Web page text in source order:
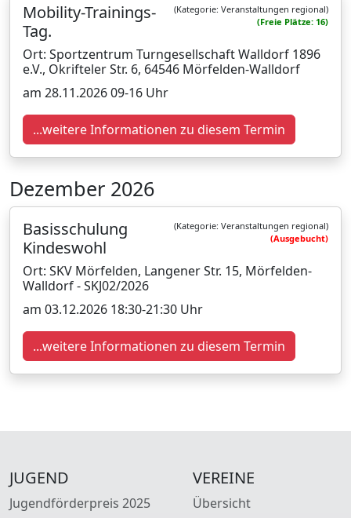
(Kategorie: Veranstaltungen regional)
(Freie Plätze: 16)
Mobility-Trainings-
Tag.
Ort: Sportzentrum Turngesellschaft Walldorf 1896
e.V., Okrifteler Str. 6, 64546 Mörfelden-Walldorf
am 28.11.2026 09-16 Uhr
...weitere Informationen zu diesem Termin
Dezember 2026
(Kategorie: Veranstaltungen regional)
(Ausgebucht)
Basisschulung
Kindeswohl
Ort: SKV Mörfelden, Langener Str. 15, Mörfelden-
Walldorf - SKJ02/2026
am 03.12.2026 18:30-21:30 Uhr
...weitere Informationen zu diesem Termin
JUGEND
Jugendförderpreis 2025
VEREINE
Übersicht